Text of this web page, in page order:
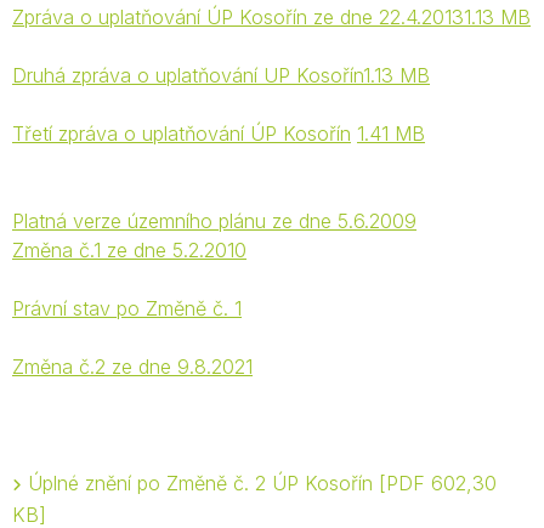
Zpráva o uplatňování ÚP Kosořín ze dne 22.4.20131.13 MB
Druhá zpráva o uplatňování UP Kosořín1.13 MB
Třetí zpráva o uplatňování ÚP Kosořín 1.41 MB
Platná verze územního plánu ze dne 5.6.2009
Změna č.1 ze dne 5.2.2010
Právní stav po Změně č. 1
Změna č.2 ze dne 9.8.2021
Úplné znění po Změně č. 2 ÚP Kosořín
PDF 602,30
KB